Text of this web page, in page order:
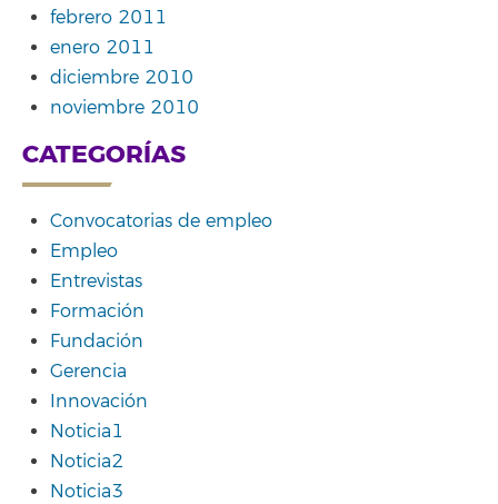
febrero 2011
enero 2011
diciembre 2010
noviembre 2010
CATEGORÍAS
Convocatorias de empleo
Empleo
Entrevistas
Formación
Fundación
Gerencia
Innovación
Noticia1
Noticia2
Noticia3